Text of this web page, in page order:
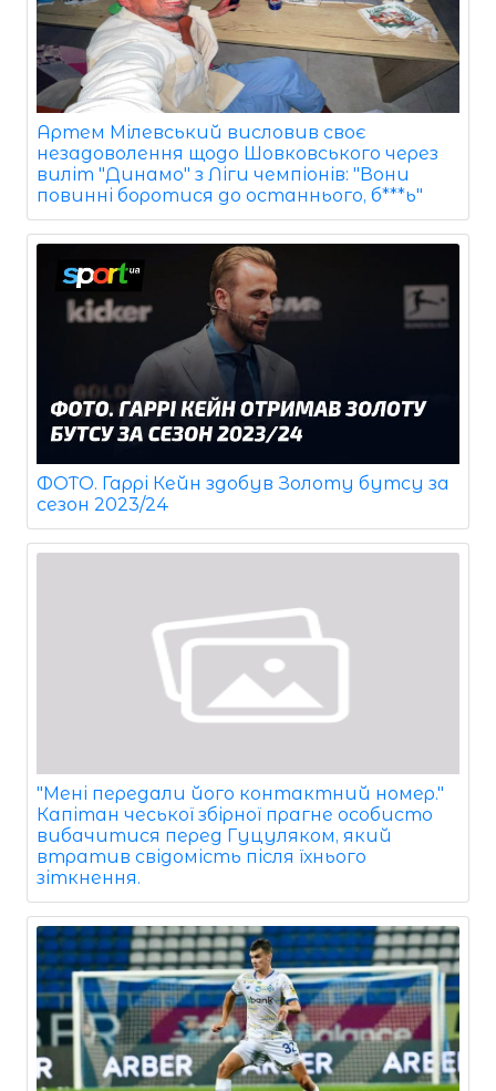
Артем Мілевський висловив своє
незадоволення щодо Шовковського через
виліт "Динамо" з Ліги чемпіонів: "Вони
повинні боротися до останнього, б***ь"
ФОТО. Гаррі Кейн здобув Золоту бутсу за
сезон 2023/24
"Мені передали його контактний номер."
Капітан чеської збірної прагне особисто
вибачитися перед Гуцуляком, який
втратив свідомість після їхнього
зіткнення.